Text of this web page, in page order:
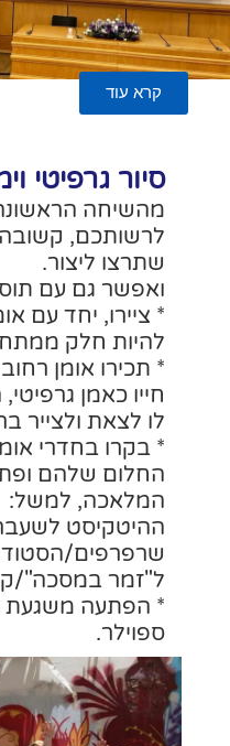
לארגונים
אחרון, אני
החוויה
קיר שישאר
לב על
והמניע שגורם
את
בקריית
לעיצוב
תלבושות
אעשה כאן